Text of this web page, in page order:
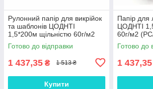
Рулонний папір для викрійок
та шаблонів ЦОДНТІ
1,5*200м щільністю 60г/м2
(PС/К-1,5/200-60-3)
Готово до відправки
1 437,35 ₴ 1 513 ₴
Купити
Папір для
ЦОДНТІ
60г/м2
Готово до
1 437,35